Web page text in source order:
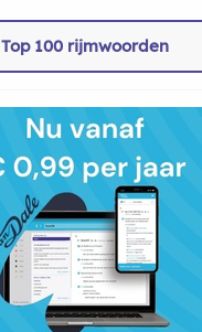
Top 100 rijmwoorden